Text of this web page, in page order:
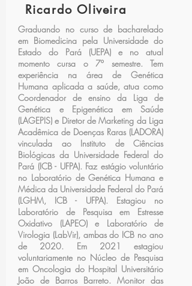
Ricardo Oliveira
Graduando no curso de bacharelado
em Biomedicina pela Universidade do
Estado do Pará (UEPA) e no atual
momento cursa o 7º semestre. Tem
experiência na área de Genética
Humana aplicada a saúde, atua como
Coordenador de ensino da Liga de
Genética e Epigenética em Saúde
(LAGEPIS) e Diretor de Marketing da Liga
Acadêmica de Doenças Raras (LADORA)
vinculada ao Instituto de Ciências
Biológicas da Universidade Federal do
Pará (ICB - UFPA). Faz estágio voluntário
no Laboratório de Genética Humana e
Médica da Universidade Federal do Pará
(LGHM, ICB - UFPA). Estagiou no
Laboratório de Pesquisa em Estresse
Oxidativo (LAPEO) e Laboratório de
Virologia (LabVir), ambas do ICB no ano
de 2020. Em 2021 estagiou
voluntariamente no Núcleo de Pesquisa
em Oncologia do Hospital Universitário
João de Barros Barreto. Monitor das